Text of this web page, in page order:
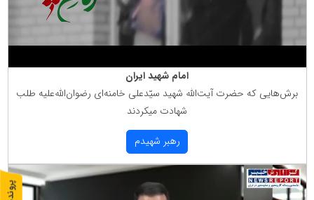
امام شهید ایران
برش‌هایی كه حضرت آیت‌الله شهید سیّدعلی خامنه‌ای رضوان‌الله‌علیه طلب
شهادت میكردند
رهبر شهیدم
پ
1